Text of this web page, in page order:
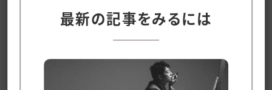
そうな人、一人一人に会いに行って、「僕が作りた
ヵ月も何年も過ごしました。
最新の記事をみるには